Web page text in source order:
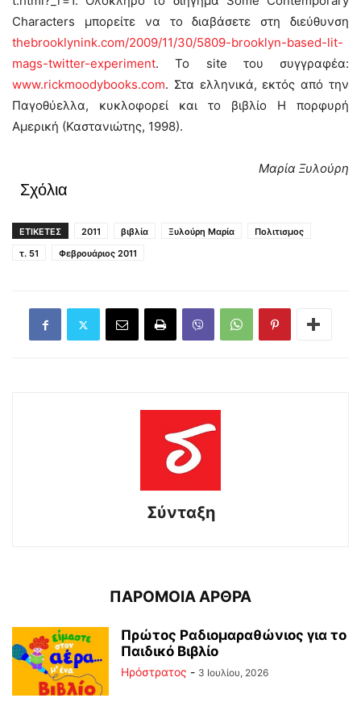
Characters μπορείτε να το διαβάσετε στη διεύθυνση
thebrooklynink.com/2009/11/30/5809-brooklyn-based-lit-
mags-twitter-experiment. Το site του συγγραφέα:
www.rickmoodybooks.com. Στα ελληνικά, εκτός από την
Παγοθύελλα, κυκλοφορεί και το βιβλίο Η πορφυρή
Αμερική (Καστανιώτης, 1998).
Μαρία Ξυλούρη
Σχόλια
ΕΤΙΚΕΤΕΣ 2011 βιβλία Ξυλούρη Μαρία
Πολιτισμος
τ. 51
Φεβρουάριος 2011
Σύνταξη
ΠΑΡΟΜΟΙΑ ΑΡΘΡΑ
Πρώτος Ραδιομαραθώνιος για το
Παιδικό Βιβλίο
Ηρόστρατος - 3 Ιουλίου, 2026